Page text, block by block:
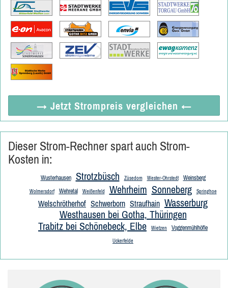
→ Jetzt Strompreis vergleichen ←
Dieser Strom-Rechner spart auch Strom-
Kosten in:
Wusterhausen Strotzbüsch Züsedom Wester-Ohrstedt Weinsberg
Wolmersdorf Wehretal Weißenfeld Wehrheim Sonneberg Springhoe
Welschrötherhof Schwerborn Straufhain Wasserburg
Westhausen bei Gotha, Thüringen
Trabitz bei Schönebeck, Elbe
Wietzen Voggenmühlhöfle
Uckerfelde